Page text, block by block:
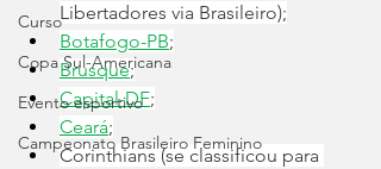
Curso
Copa Sul-Americana
Evento esportivo
Campeonato Brasileiro Feminino
Libertadores via Brasileiro);
Botafogo-PB;
Brusque;
Capital-DF;
Ceará;
Corinthians (se classificou para